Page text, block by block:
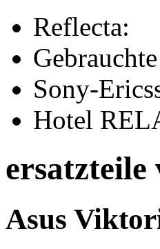
Reflecta:
Gebrauchte
Sony-
Hotel
Asus